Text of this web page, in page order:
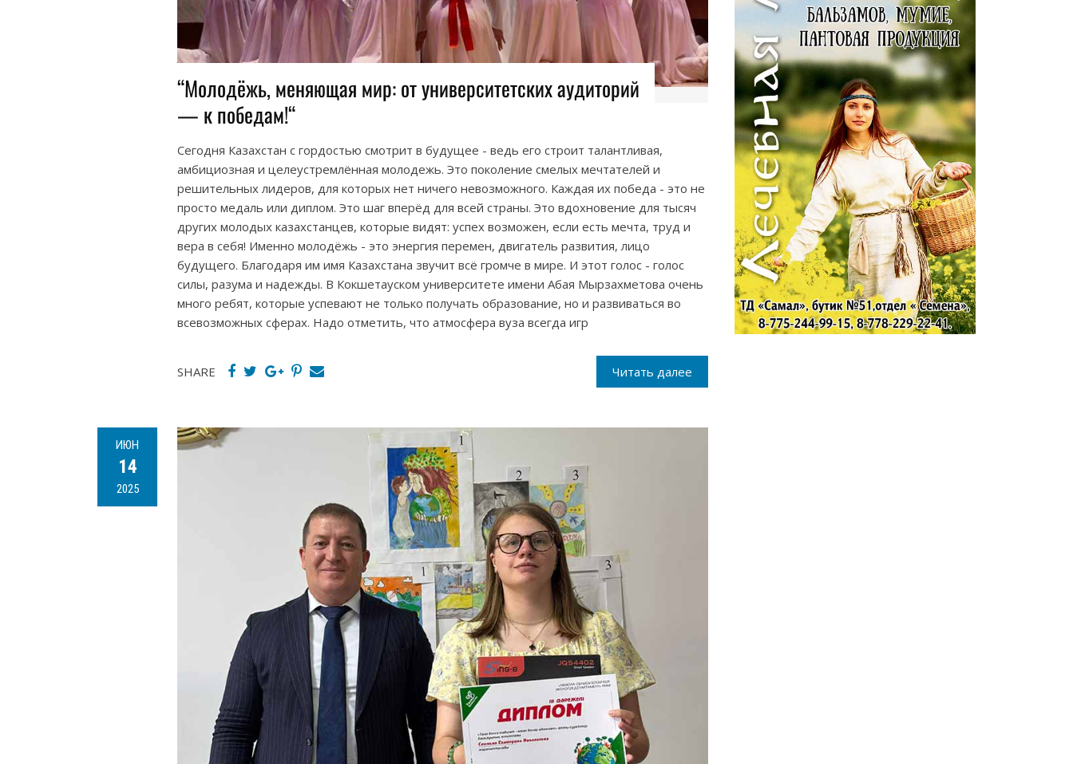
“Молодёжь, меняющая мир: от университетских аудиторий
— к победам!“
Сегодня Казахстан с гордостью смотрит в будущее - ведь его строит талантливая,
амбициозная и целеустремлённая молодежь. Это поколение смелых мечтателей и
решительных лидеров, для которых нет ничего невозможного. Каждая их победа - это не
просто медаль или диплом. Это шаг вперёд для всей страны. Это вдохновение для тысяч
других молодых казахстанцев, которые видят: успех возможен, если есть мечта, труд и
вера в себя! Именно молодёжь - это энергия перемен, двигатель развития, лицо
будущего. Благодаря им имя Казахстана звучит всё громче в мире. И этот голос - голос
силы, разума и надежды. В Кокшетауском университете имени Абая Мырзахметова очень
много ребят, которые успевают не только получать образование, но и развиваться во
всевозможных сферах. Надо отметить, что атмосфера вуза всегда игр
Читать далее
SHARE
ИЮН
14
2025